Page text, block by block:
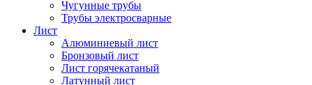
Чугунные трубы
Трубы электросварные
Лист
Алюминиевый лист
Бронзовый лист
Лист горячекатаный
Латунный лист